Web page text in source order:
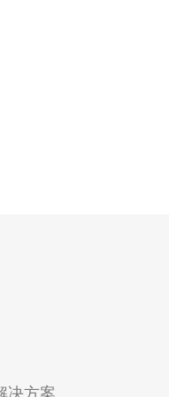
扩大。从早期的ADSL
决方案